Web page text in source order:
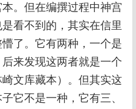
。但在编撰过程中神宫
看不到的，其实在信里
了。它有两种，一个是
来发现这两者就是一个
文库藏本）。但其实这
它不是一种，它有三、